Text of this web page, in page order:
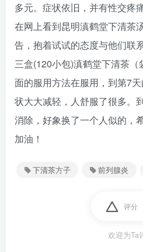
多元。症状依旧，并有性交疼
在网上看到昆明滇鹤堂下清茶
告，抱着试试的态度与他们联
三盒(120小包)滇鹤堂下清茶
面的服用方法在服用，到第7
状大大减轻，人舒服了很多。
消除，好象换了一个人似的，
加油！
下清茶方子 前列腺炎
评分
欢迎为Ta